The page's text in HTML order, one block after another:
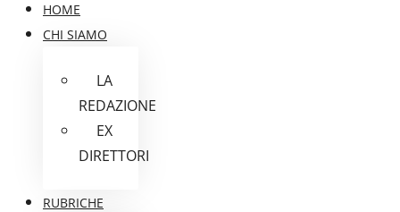
HOME
CHI SIAMO
LA
REDAZIONE
EX
DIRETTORI
RUBRICHE